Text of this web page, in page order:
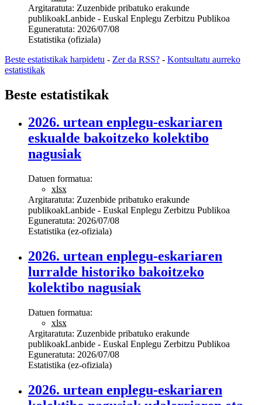
Argitaratuta: Zuzenbide pribatuko erakunde
publikoakLanbide - Euskal Enplegu Zerbitzu Publikoa
Eguneratuta: 2026/07/08
Estatistika (ofiziala)
Beste estatistikak harpidetu - Zer da RSS? - Kontsultatu aurreko
estatistikak
Beste estatistikak
2026. urtean enplegu-eskariaren
eskualde bakoitzeko kolektibo
nagusiak
Datuen formatua:
xlsx
Argitaratuta: Zuzenbide pribatuko erakunde
publikoakLanbide - Euskal Enplegu Zerbitzu Publikoa
Eguneratuta: 2026/07/08
Estatistika (ez-ofiziala)
2026. urtean enplegu-eskariaren
lurralde historiko bakoitzeko
kolektibo nagusiak
Datuen formatua:
xlsx
Argitaratuta: Zuzenbide pribatuko erakunde
publikoakLanbide - Euskal Enplegu Zerbitzu Publikoa
Eguneratuta: 2026/07/08
Estatistika (ez-ofiziala)
2026. urtean enplegu-eskariaren